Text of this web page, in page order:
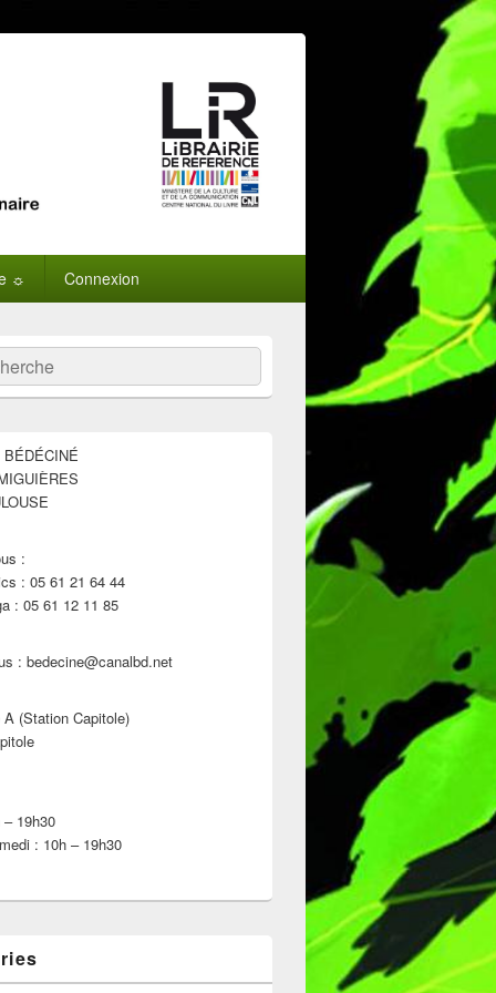
☼ Connexion
:
: 05 61 21 64 44
: 05 61 12 11 85
: bedecine@canalbd.net
A (Station Capitole)
19h30
: 10h – 19h30